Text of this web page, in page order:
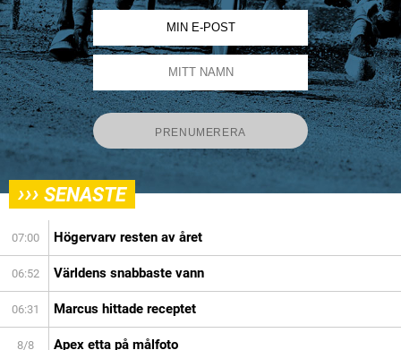
››› SENASTE
07:00 Högervarv resten av året
06:52 Världens snabbaste vann
06:31 Marcus hittade receptet
8/8 Apex etta på målfoto